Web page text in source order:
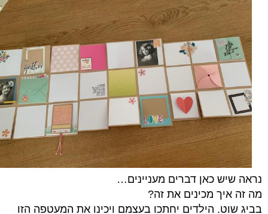
נראה שיש כאן דברים מעניינים…
מה זה איך מכינים את זה?
בביג שוט. הילדים יחתכו בעצמם ויכינו את המעטפה הזו